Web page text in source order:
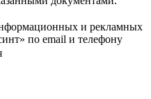
и рекламных
по email и телефону